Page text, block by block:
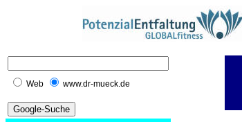
Web www.dr-mueck.de